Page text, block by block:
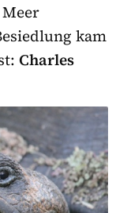
kam
Charles